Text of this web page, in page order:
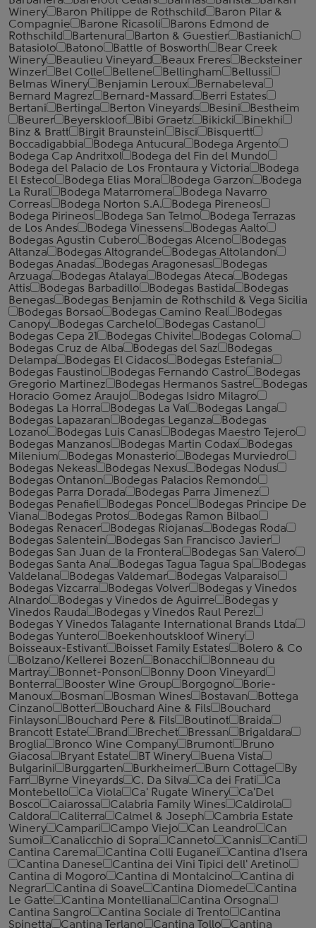
Winery
Baron Philippe de Rothschild
Baron Pilar &
Compagnie
Barone Ricasoli
Barons Edmond de
Rothschild
Bartenura Barton & Guestier
Bastianich
Batasiolo
Batono Battle of Bosworth
Bear Creek
Winery
Beaulieu Vineyard Beaux Freres
Becksteiner
Winzer
Bel Colle Bellene Bellingham
Bellussi
Belmas Winery
Benjamin Leroux
Bernabeleva
Bernard Magrez
Bernard-Massard
Berri Estates
Bertani
Bertinga Berton Vineyards Besini
Bestheim
Beurer
Beyerskloof Bibi Graetz Bikicki
Binekhi
Binz & Bratt
Birgit Braunstein Bisci
Bisquertt
Boccadigabbia
Bodega Antucura
Bodega Argento
Bodega Cap Andritxol
Bodega del Fin del Mundo
Bodega del Palacio de Los Frontaura y Victoria
Bodega
El Esteco
Bodega Elias Mora Bodega Garzon
Bodega
La Rural
Bodega Matarromera
Bodega Navarro
Correas
Bodega Norton S.A.
Bodega Pireneos
Bodega Pirineos
Bodega San Telmo
Bodega Terrazas
de Los Andes
Bodega Vinessens
Bodegas Aalto
Bodegas Agustin Cubero
Bodegas Alceno
Bodegas
Altanza
Bodegas Altogrande
Bodegas Altolandon
Bodegas Anadas
Bodegas Aragonesas
Bodegas
Arzuaga
Bodegas Atalaya Bodegas Ateca
Bodegas
Attis
Bodegas Barbadillo Bodegas Bastida
Bodegas
Benegas
Bodegas Benjamin de Rothschild & Vega Sicilia
Bodegas Borsao
Bodegas Camino Real
Bodegas
Canopy
Bodegas Carchelo
Bodegas Castano
Bodegas Cepa 21
Bodegas Chivite
Bodegas Coloma
Bodegas Cruz de Alba
Bodegas del Saz
Bodegas
Delampa
Bodegas El Cidacos
Bodegas Estefania
Bodegas Faustino
Bodegas Fernando Castro
Bodegas
Gregorio Martinez
Bodegas Hermanos Sastre
Bodegas
Horacio Gomez Araujo
Bodegas Isidro Milagro
Bodegas La Horra
Bodegas La Val
Bodegas Langa
Bodegas Lapazaran
Bodegas Leganza
Bodegas
Lozano
Bodegas Luis Canas
Bodegas Maestro Tejero
Bodegas Manzanos
Bodegas Martin Codax
Bodegas
Milenium
Bodegas Monasterio
Bodegas Murviedro
Bodegas Nekeas
Bodegas Nexus
Bodegas Nodus
Bodegas Ontanon
Bodegas Palacios Remondo
Bodegas Parra Dorada
Bodegas Parra Jimenez
Bodegas Penafiel
Bodegas Ponce
Bodegas Principe De
Viana
Bodegas Protos
Bodegas Ramon Bilbao
Bodegas Renacer
Bodegas Riojanas
Bodegas Roda
Bodegas Salentein
Bodegas San Francisco Javier
Bodegas San Juan de la Frontera
Bodegas San Valero
Bodegas Santa Ana
Bodegas Tagua Tagua Spa
Bodegas
Valdelana
Bodegas Valdemar
Bodegas Valparaiso
Bodegas Vizcarra
Bodegas Volver
Bodegas y Vinedos
Alnardo
Bodegas y Vinedos de Aguirre
Bodegas y
Vinedos Rauda
Bodegas y Vinedos Raul Perez
Bodegas Y Vinedos Talagante International Brands Ltda
Bodegas Yuntero
Boekenhoutskloof Winery
Boisseaux-Estivant
Boisset Family Estates
Bolero & Co
Bolzano/Kellerei Bozen
Bonacchi
Bonneau du
Martray
Bonnet-Ponson
Bonny Doon Vineyard
Bonterra
Booster Wine Group Borgogno
Borie-
Manoux
Bosman Bosman Wines Bostavan
Bottega
Cinzano
Botter Bouchard Aine & Fils
Bouchard
Finlayson
Bouchard Pere & Fils Boutinot
Braida
Brancott Estate
Brand Brechet Bressan
Brigaldara
Broglia
Bronco Wine Company Brumont
Bruno
Giacosa
Bryant Estate BT Winery
Buena Vista
Bulgarini
Burggarten Burkheimer Burn Cottage
By
Farr
Byrne Vineyards C. Da Silva Ca dei Frati
Ca
Montebello
Ca Viola Ca' Rugate Winery
Ca'Del
Bosco
Caiarossa Calabria Family Wines
Caldirola
Caldora
Caliterra Calmel & Joseph
Cambria Estate
Winery
Campari Campo Viejo Can Leandro
Can
Sumoi
Canalicchio di Sopra Canneto Cannis
Canti
Cantina Carema
Cantina Colli Euganei
Cantina d'Isera
Cantina Danese
Cantina dei Vini Tipici dell' Aretino
Cantina di Mogoro
Cantina di Montalcino
Cantina di
Negrar
Cantina di Soave Cantina Diomede
Cantina
Le Gatte
Cantina Montelliana
Cantina Orsogna
Cantina Sangro
Cantina Sociale di Trento
Cantina
Spinetta
Cantina Terlano Cantina Tollo
Cantina